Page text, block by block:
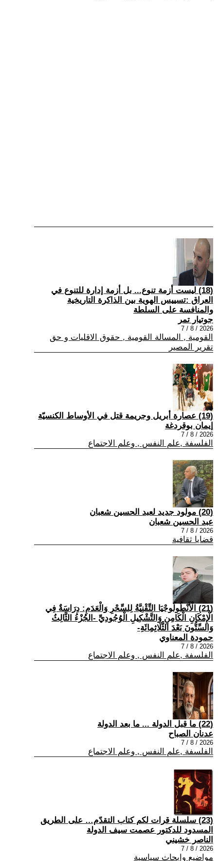
(18) ليست أزمة تنوع... بل أزمة إدارة للتنوع في
العراق :تسييس الهوية بين الذاكرة التاريخية
والمنافسة على السلطة
جوتيار تمر
2026 / 8 / 7
القومية , المسالة القومية , حقوق الاقليات و حق
تقرير المصير
(19) عصارة أبريل وجريمة قتل في الأوساط الكنسيّة
إيمان بوقردغة
2026 / 8 / 7
الفلسفة ,علم النفس , وعلم الاجتماع
(20) مولود جديد لعبد الحسين شعبان
عبد الحسين شعبان
2026 / 8 / 7
قضايا ثقافية
(21) الْأَنْطُولُوجْيَا التِّقْنِيَّةُ لِلسِّحْرِ وَالْعَدَمِ: دِرَاسَةٌ فِي
الْإِمْكَانِ الْكَامِنِ وَالتَّشْكِيلِ الْوُجُودِيِّ -الجُزْءُ الثَّالِثُ
وَالسِّتُّونَ بَعْدَ الثَّلَاثِمِائَةِ-
حمودة المعناوي
2026 / 8 / 7
الفلسفة ,علم النفس , وعلم الاجتماع
(22) ما قبل الدولة ... ما بعد الدولة
عدنان الصباح
2026 / 8 / 7
الفلسفة ,علم النفس , وعلم الاجتماع
(23) سلسلة قرات لكم كتاب التقدّم… على الطريق
المسدود للدكتور عصمت سيف الدولة
الناصر خشيني
2026 / 8 / 7
مواضيع وابحاث سياسية